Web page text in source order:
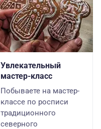
Увлекательный
мастер-класс
Побываете на мастер-
классе по росписи
традиционного
северного